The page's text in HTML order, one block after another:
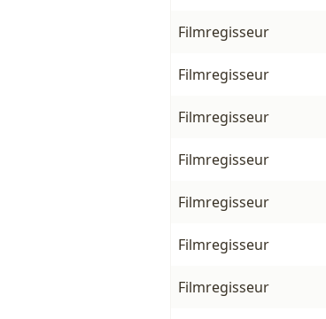
Filmregisseur
Filmregisseur
Filmregisseur
Filmregisseur
Filmregisseur
Filmregisseur
Filmregisseur